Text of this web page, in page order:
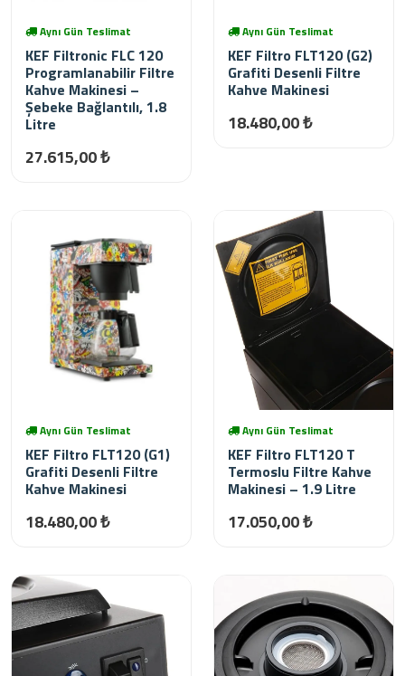
Aynı Gün Teslimat
KEF Filtronic FLC 120
Programlanabilir Filtre
Kahve Makinesi –
Şebeke Bağlantılı, 1.8
Litre
27.615,00 ₺
Aynı Gün Teslimat
KEF Filtro FLT120 (G2)
Grafiti Desenli Filtre
Kahve Makinesi
18.480,00 ₺
Aynı Gün Teslimat
KEF Filtro FLT120 (G1)
Grafiti Desenli Filtre
Kahve Makinesi
18.480,00 ₺
Aynı Gün Teslimat
KEF Filtro FLT120 T
Termoslu Filtre Kahve
Makinesi – 1.9 Litre
17.050,00 ₺